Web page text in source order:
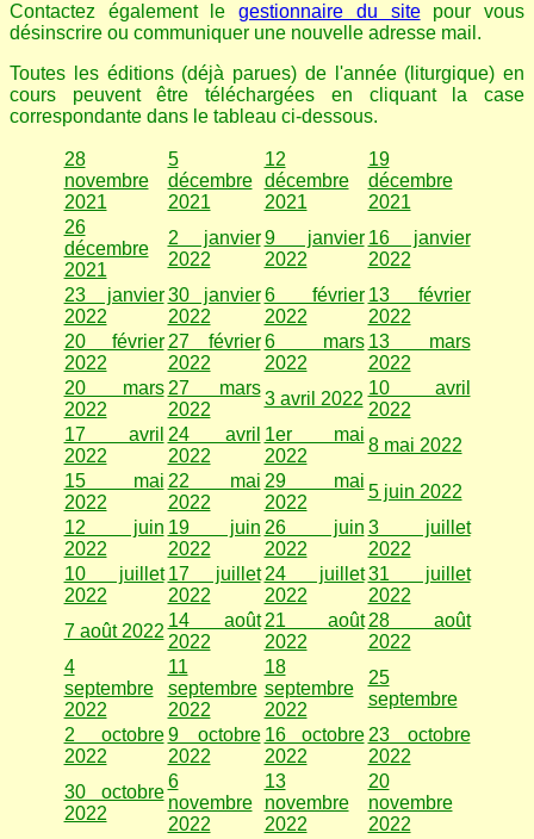
Contactez également legestionnaire du sitepour vous
désinscrire ou communiquer une nouvelle adresse mail.
Toutes les éditions (déjà parues) de l'année (liturgique) en
cours peuvent être téléchargées en cliquant la case
correspondante dans le tableau ci-dessous.
28
novembre
2021
5
décembre
2021
12
décembre
2021
19
décembre
2021
26
décembre
2021
2 janvier
2022
9 janvier
2022
16 janvier
2022
23 janvier
2022
30 janvier
2022
6 février
2022
13 février
2022
20 février
2022
27 février
2022
6 mars
2022
13 mars
2022
20 mars
2022
27 mars
2022
3 avril 2022
10 avril
2022
17 avril
2022
24 avril
2022
1er mai
2022
8 mai 2022
15 mai
2022
22 mai
2022
29 mai
2022
5 juin 2022
12 juin
2022
19 juin
2022
26 juin
2022
3 juillet
2022
10 juillet
2022
17 juillet
2022
24 juillet
2022
31 juillet
2022
7 août 2022
14 août
2022
21 août
2022
28 août
2022
4
septembre
2022
11
septembre
2022
18
septembre
2022
25
septembre
2 octobre
2022
9 octobre
2022
16 octobre
2022
23 octobre
2022
30 octobre
2022
6
novembre
2022
13
novembre
2022
20
novembre
2022